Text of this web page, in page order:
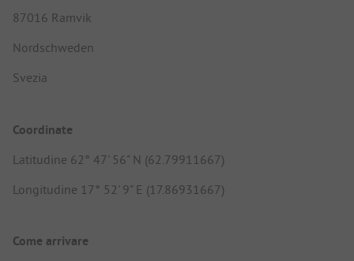
87016 Ramvik
Nordschweden
Svezia
Coordinate
Latitudine 62° 47' 56" N (62.79911667)
Longitudine 17° 52' 9" E (17.86931667)
Come arrivare